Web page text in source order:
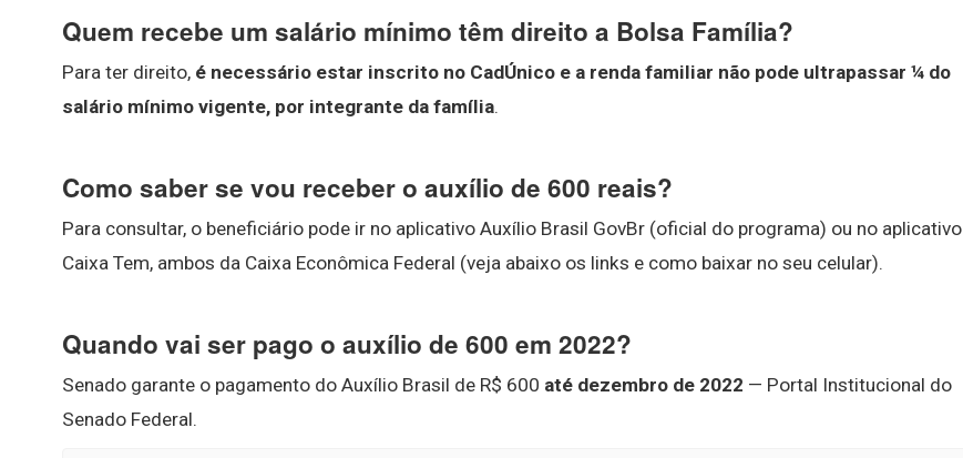
Quem recebe um salário mínimo têm direito a Bolsa Família?
Para ter direito, é necessário estar inscrito no CadÚnico e a renda familiar não pode ultrapassar ¼ do
salário mínimo vigente, por integrante da família.
Como saber se vou receber o auxílio de 600 reais?
Para consultar, o beneficiário pode ir no aplicativo Auxílio Brasil GovBr (oficial do programa) ou no aplicativo
Caixa Tem, ambos da Caixa Econômica Federal (veja abaixo os links e como baixar no seu celular).
Quando vai ser pago o auxílio de 600 em 2022?
Senado garante o pagamento do Auxílio Brasil de R$ 600 até dezembro de 2022 — Portal Institucional do
Senado Federal.